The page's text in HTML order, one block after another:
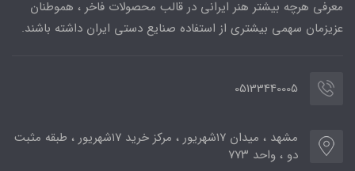
معرفی هرچه بیشتر هنر ایرانی در قالب محصولات فاخر ، هموطنان
عزیزمان سهمی بیشتری از استفاده صنایع دستی ایران داشته باشند.
05133440005
مشهد ، میدان ۱۷شهریور ، مرکز خرید ۱۷شهریور ، طبقه مثبت
دو ، واحد ۷۷۳